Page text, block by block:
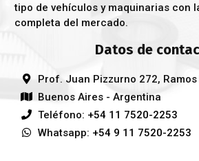
tipo de vehículos y maquinarias con
completa del mercado.
Datos de
Prof. Juan Pizzurno 272,
Buenos Aires - Argentina
Teléfono: +54 11 7520-2253
Whatsapp: +54 9 11 7520-2253